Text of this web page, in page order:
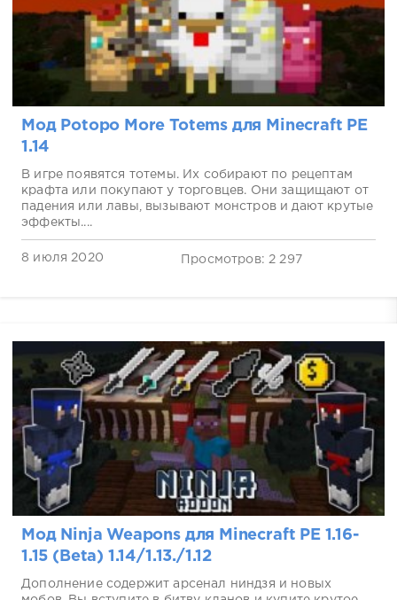
Мод Potopo More Totems для Minecraft PE
1.14
В игре появятся тотемы. Их собирают по рецептам
крафта или покупают у торговцев. Они защищают от
падения или лавы, вызывают монстров и дают крутые
эффекты....
8 июля 2020 Просмотров: 2 297
Мод Ninja Weapons для Minecraft PE 1.16-
1.15 (Beta) 1.14/1.13./1.12
Дополнение содержит арсенал ниндзя и новых